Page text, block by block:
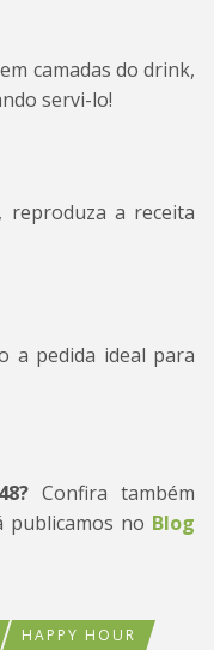
camadas do drink,
servi-lo!
a receita
a pedida ideal para
Confira também
publicamos no Blog
HAPPY HOUR